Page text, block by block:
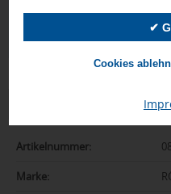
✔
Cookies
Ewa Engel,
Artikelnummer:
Marke: